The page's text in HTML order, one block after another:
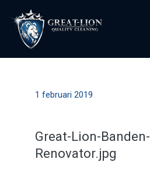
1 februari 2019
Great-Lion-Banden-
Renovator.jpg